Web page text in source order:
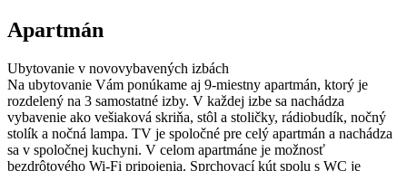
Apartmán
Ubytovanie v novovybavených izbách
Na ubytovanie Vám ponúkame aj 9-miestny apartmán, ktorý je
rozdelený na 3 samostatné izby. V každej izbe sa nachádza
vybavenie ako vešiaková skriňa, stôl a stoličky, rádiobudík, nočný
stolík a nočná lampa. TV je spoločné pre celý apartmán a nachádza
sa v spoločnej kuchyni. V celom apartmáne je možnosť
bezdrôtového Wi-Fi pripojenia. Sprchovací kút spolu s WC je